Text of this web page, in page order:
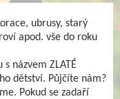
ubrusy, starý
apod. vše do roku
názvem ZLATÉ
dětství. Půjčíte nám?
Pokud se zadaří